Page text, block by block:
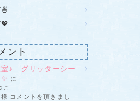
ント
室♪ グリッターシー
に
こ
コメントを頂きまし